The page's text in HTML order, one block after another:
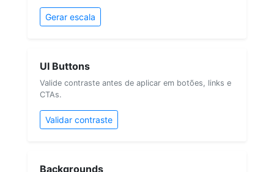
Gerar escala
UI Buttons
Valide contraste antes de aplicar em botões, links e
CTAs.
Validar contraste
Backgrounds